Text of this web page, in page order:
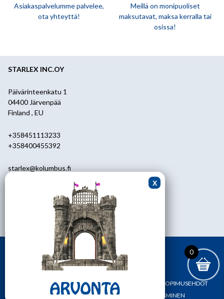
Asiakaspalvelumme palvelee,
ota yhteyttä!
Meillä on monipuoliset
maksutavat, maksa kerralla tai
osissa!
STARLEX INC.OY
Päivärinteenkatu 1
04400 Järvenpää
Finland , EU
+358451113233
+358400455392
starlex@kolumbus.fi
ark.klo 08.30-17.00
YHTEYSTIEDOT OMA TILI
TILAUS- JA SOPIMUSEHDOT
REKISTERI- JA TIETOSUOJASELOSTE
MAKSAMINEN
0